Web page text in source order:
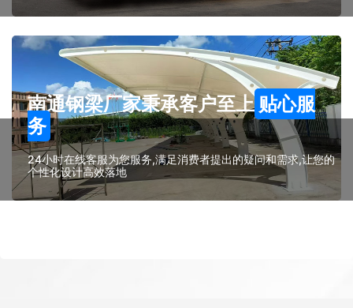
南通钢梁厂家秉承客户至上 贴心服
务
24小时在线客服为您服务,满足消费者提出的疑问和需求,让您的
个性化设计高效落地